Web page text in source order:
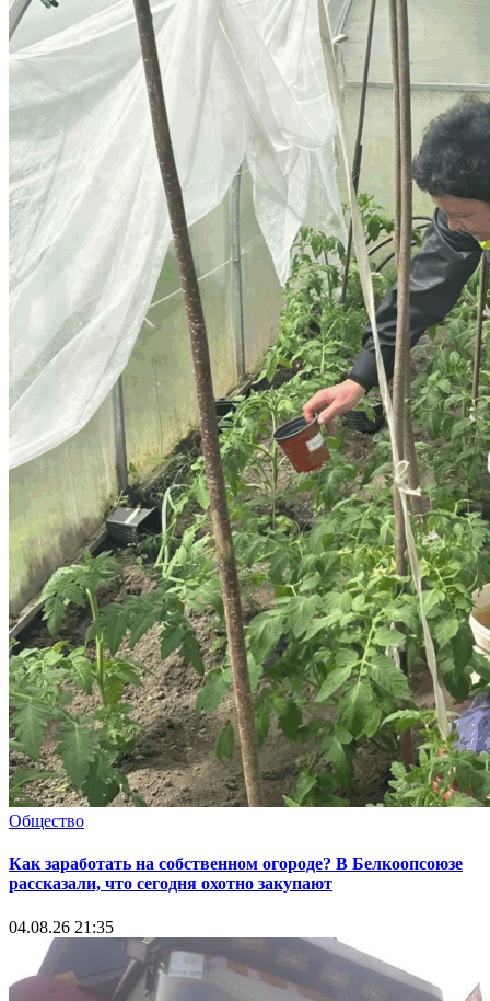
Общество
Как заработать на собственном огороде? В Белкоопсоюзе
рассказали, что сегодня охотно закупают
04.08.26 21:35